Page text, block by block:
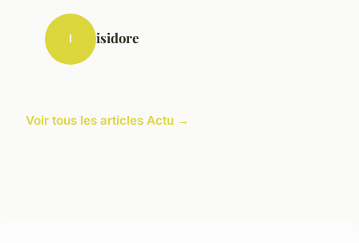
I isidore
Voir tous les articles Actu →